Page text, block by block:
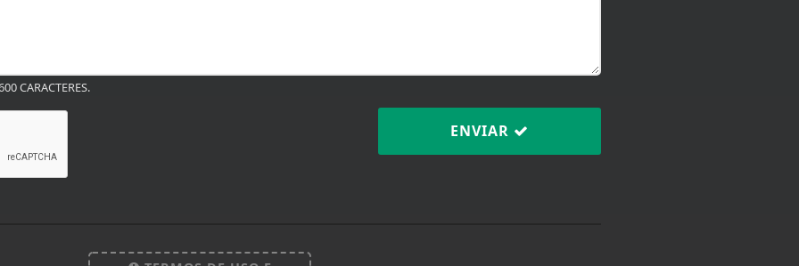
CARACTERES.
ENVIAR